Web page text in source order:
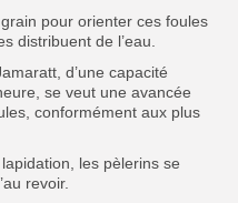
pour orienter ces foules
distribuent de l’eau.
d’une capacité
se veut une avancée
conformément aux plus
les pèlerins se
revoir.